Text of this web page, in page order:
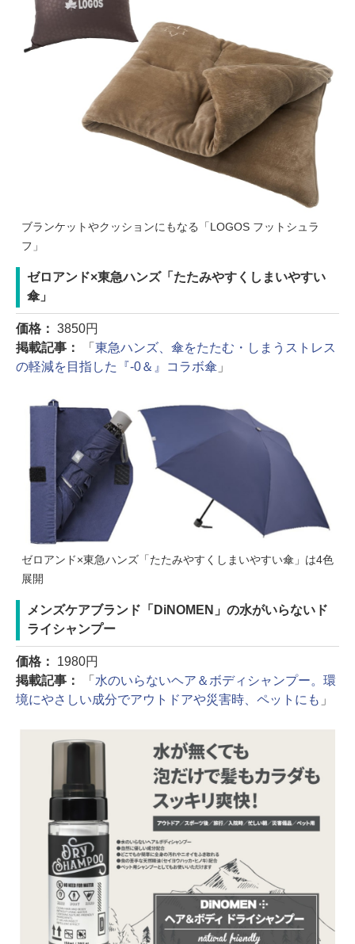
ブランケットやクッションにもなる「LOGOS フットシュラ
フ」
ゼロアンド×東急ハンズ「たたみやすくしまいやすい
傘」
価格： 3850円
掲載記事：
「 東急ハンズ、傘をたたむ・しまうストレス
の軽減を目指した『-0＆』コラボ傘 」
ゼロアンド×東急ハンズ「たたみやすくしまいやすい傘」は4色
展開
メンズケアブランド「DiNOMEN」の水がいらないド
ライシャンプー
価格： 1980円
掲載記事：
「 水のいらないヘア＆ボディシャンプー。環
境にやさしい成分でアウトドアや災害時、ペットにも 」